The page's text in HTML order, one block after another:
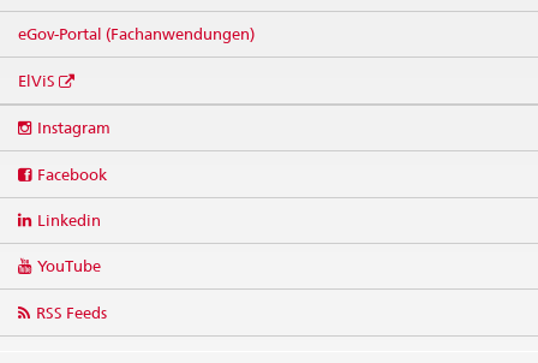
eGov-Portal (Fachanwendungen)
ElViS
media
Instagram
Facebook
Linkedin
YouTube
RSS Feeds